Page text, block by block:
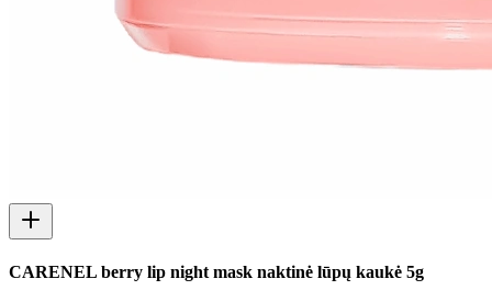
CARENEL berry lip night mask naktinė lūpų kaukė 5g